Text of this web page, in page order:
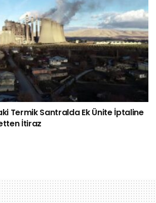
Termik Santralda Ek Ünite İptaline
İtiraz